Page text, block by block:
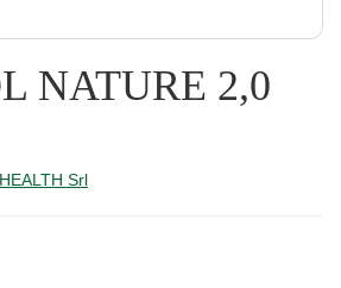
NATURE 2,0
Srl